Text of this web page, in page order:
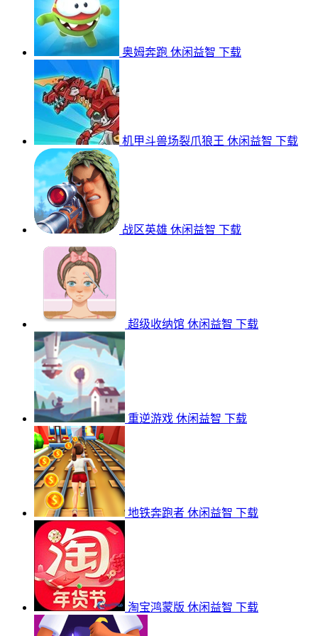
奥姆奔跑 休闲益智 下载
机甲斗兽场裂爪狼王 休闲益智 下载
战区英雄 休闲益智 下载
超级收纳馆 休闲益智 下载
重逆游戏 休闲益智 下载
地铁奔跑者 休闲益智 下载
淘宝鸿蒙版 休闲益智 下载